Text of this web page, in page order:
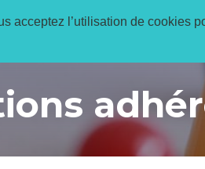
acceptez l’utilisation de cookies